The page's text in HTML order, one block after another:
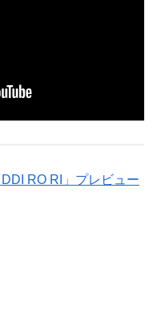
RO RI」プレビュー